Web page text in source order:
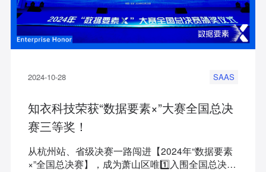
2024-10-28 SAAS
知衣科技荣获“数据要素×”大赛全国总决
赛三等奖！
从杭州站、省级决赛一路闯进【2024年“数据要素
×”全国总决赛】，成为萧山区唯1️⃣入围全国总决赛